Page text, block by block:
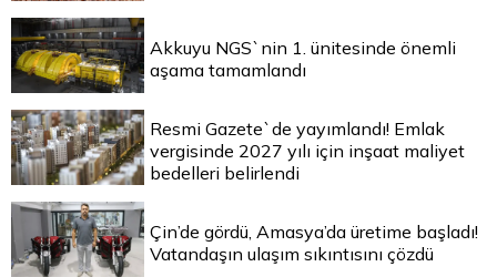
Akkuyu NGS`nin 1. ünitesinde önemli
aşama tamamlandı
Resmi Gazete`de yayımlandı! Emlak
vergisinde 2027 yılı için inşaat maliyet
bedelleri belirlendi
Çin’de gördü, Amasya’da üretime başladı!
Vatandaşın ulaşım sıkıntısını çözdü